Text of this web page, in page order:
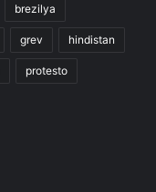
brezilya
grev hindistan
protesto